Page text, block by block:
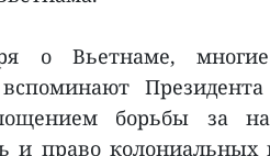
о Вьетнаме,
вспоминают
борьбы за
и право колониальных